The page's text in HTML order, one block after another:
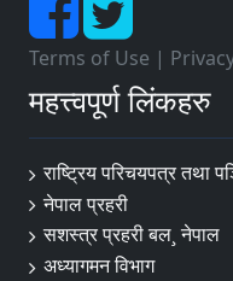
Terms of Use |
महत्त्वपूर्ण लिंकहरु
राष्ट्रिय परिचयपत्र तथा
नेपाल प्रहरी
सशस्त्र प्रहरी बल¸ नेपाल
अध्यागमन विभाग